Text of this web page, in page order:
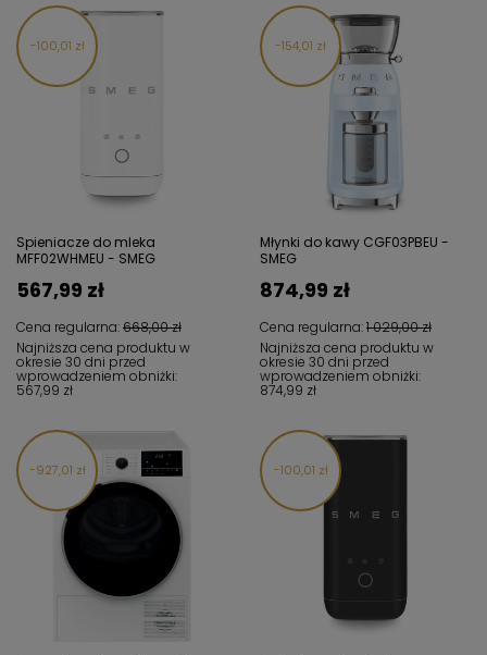
100,01 zł
Spieniacze do mleka
MFF02WHMEU - SMEG
Cena regularna:668,00 zł
567,99 zł
Najniższa cena produktu w
okresie 30 dni przed
wprowadzeniem obniżki:
567,99 zł
154,01 zł
Młynki do kawy CGF03PBEU -
SMEG
Cena regularna:1 029,00 zł
874,99 zł
Najniższa cena produktu w
okresie 30 dni przed
wprowadzeniem obniżki:
874,99 zł
927,01 zł 100,01 zł